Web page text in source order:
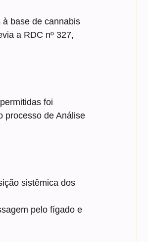
base de cannabis
a RDC nº 327,
foi
processo de Análise
sistêmica dos
pelo fígado e